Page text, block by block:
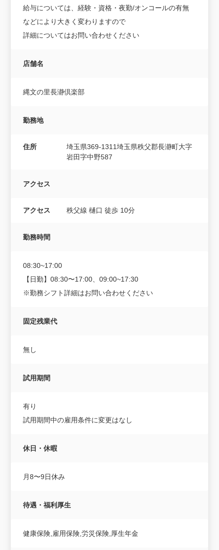
給与については、経験・資格・夜勤/オンコールの有無
などにより大きく変わりますので
詳細についてはお問い合わせください
店舗名
縄文の里長瀞倶楽部
勤務地
住所
埼玉県369-1311埼玉県秩父郡長瀞町大字
岩田字中野587
アクセス
アクセス 秩父線 樋口 徒歩 10分
勤務時間
08:30~17:00
【日勤】08:30〜17:00、09:00~17:30
※勤務シフト詳細はお問い合わせください
固定残業代
無し
試用期間
有り
試用期間中の雇用条件に変更はなし
休日・休暇
月8〜9日休み
待遇・福利厚生
健康保険,雇用保険,労災保険,厚生年金